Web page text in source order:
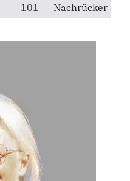
101 Nachrücker